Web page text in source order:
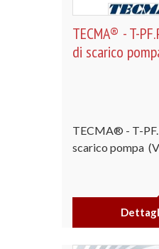
TECMA® - T-
di scarico
TECMA® - T-
scarico pompa